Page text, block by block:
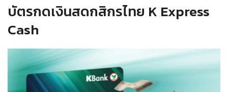
บัตรกดเงินสดกสิกรไทย K Express
Cash